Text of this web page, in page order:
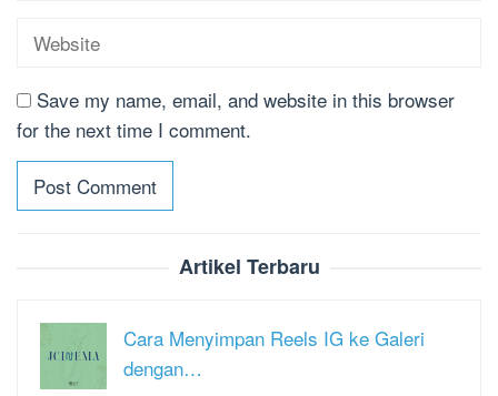
Save my name, email, and website in this browser
for the next time I comment.
Artikel Terbaru
Cara Menyimpan Reels IG ke Galeri
dengan…